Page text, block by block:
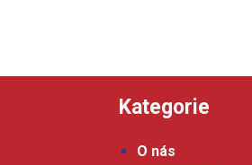
Kategorie
O nás